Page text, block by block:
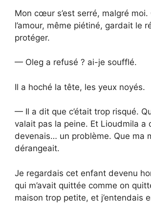
Mon cœur s’est serré, malgré moi.
l’amour, même piétiné, gardait le
protéger.
— Oleg a refusé ? ai-je soufflé.
Il a hoché la tête, les yeux noyés.
— Il a dit que c’était trop risqué.
valait pas la peine. Et Lioudmila a
devenais… un problème. Que ma
dérangeait.
Je regardais cet enfant devenu
qui m’avait quittée comme on
maison trop petite, et j’entendais